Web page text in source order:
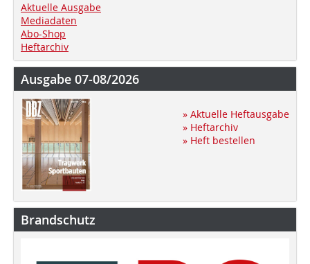
Aktuelle Ausgabe
Mediadaten
Abo-Shop
Heftarchiv
Ausgabe 07-08/2026
» Aktuelle Heftausgabe
» Heftarchiv
» Heft bestellen
Brandschutz